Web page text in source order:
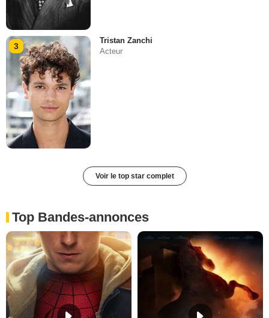
3
Tristan Zanchi
Acteur
Voir le top star complet
Top Bandes-annonces